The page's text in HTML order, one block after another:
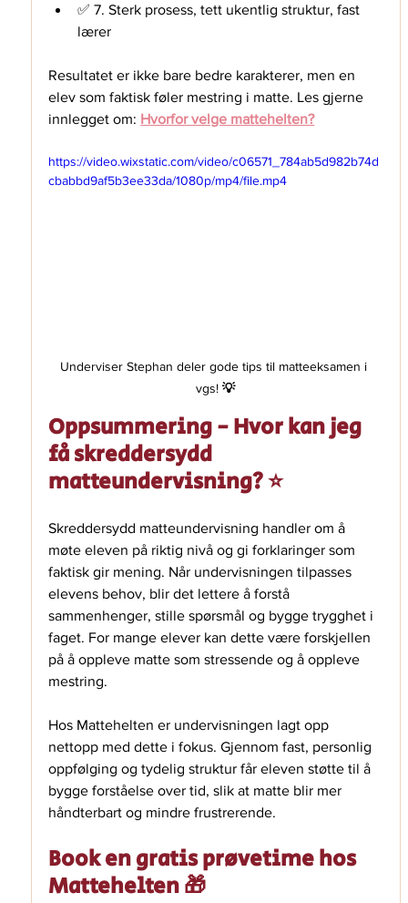
✅ 7. Sterk prosess, tett ukentlig struktur, fast
lærer
Resultatet er ikke bare bedre karakterer, men en
elev som faktisk føler mestring i matte. Les gjerne
innlegget om: Hvorfor velge mattehelten?
https://video.wixstatic.com/video/c06571_784ab5d982b74d
cbabbd9af5b3ee33da/1080p/mp4/file.mp4
Underviser Stephan deler gode tips til matteeksamen i
vgs! 💡
Oppsummering - Hvor kan jeg
få skreddersydd
matteundervisning? ⭐
Skreddersydd matteundervisning handler om å
møte eleven på riktig nivå og gi forklaringer som
faktisk gir mening. Når undervisningen tilpasses
elevens behov, blir det lettere å forstå
sammenhenger, stille spørsmål og bygge trygghet i
faget. For mange elever kan dette være forskjellen
på å oppleve matte som stressende og å oppleve
mestring.
Hos Mattehelten er undervisningen lagt opp
nettopp med dette i fokus. Gjennom fast, personlig
oppfølging og tydelig struktur får eleven støtte til å
bygge forståelse over tid, slik at matte blir mer
håndterbart og mindre frustrerende.
Book en gratis prøvetime hos
Mattehelten 🎁